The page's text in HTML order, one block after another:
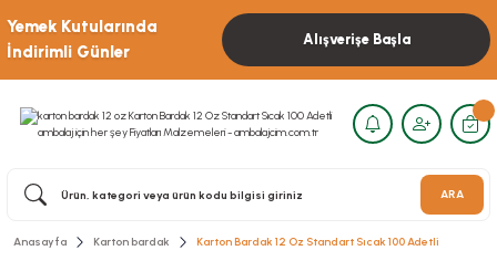
Yemek Kutularında
İndirimli Günler
Alışverişe Başla
ARA
Anasayfa Karton bardak Karton Bardak 12 Oz Standart Sıcak 100 Adetli